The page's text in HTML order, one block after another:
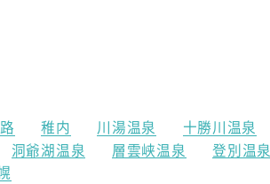
稚内 川湯温泉 十勝川温泉
洞爺湖温泉 層雲峡温泉 登別温泉